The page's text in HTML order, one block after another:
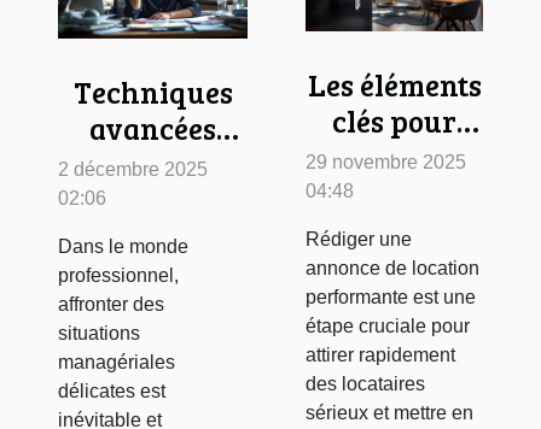
Techniques
avancées
pour
maîtriser les
situations
managériales
difficiles
2 décembre 2025
02:06
Dans le monde
professionnel,
affronter des
situations
managériales
délicates est
inévitable et
Les éléments
clés pour
une annonce
de location
performante
29 novembre 2025
04:48
Rédiger une
annonce de location
performante est une
étape cruciale pour
attirer rapidement
des locataires
sérieux et mettre en